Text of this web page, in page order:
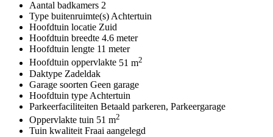
Aantal badkamers 2
Type buitenruimte(s)Achtertuin
Hoofdtuin locatie Zuid
Hoofdtuin breedte 4.6 meter
Hoofdtuin lengte 11 meter
Hoofdtuin oppervlakte 51 m2
Daktype Zadeldak
Garage soorten Geen garage
Hoofdtuin type Achtertuin
Parkeerfaciliteiten Betaald parkeren, Parkeergarage
Oppervlakte tuin 51 m2
Tuin kwaliteit Fraai aangelegd